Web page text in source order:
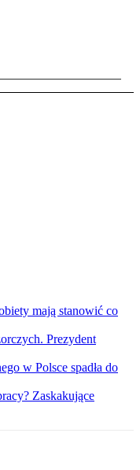
mają stanowić co
Prezydent
w Polsce spadła do
Zaskakujące